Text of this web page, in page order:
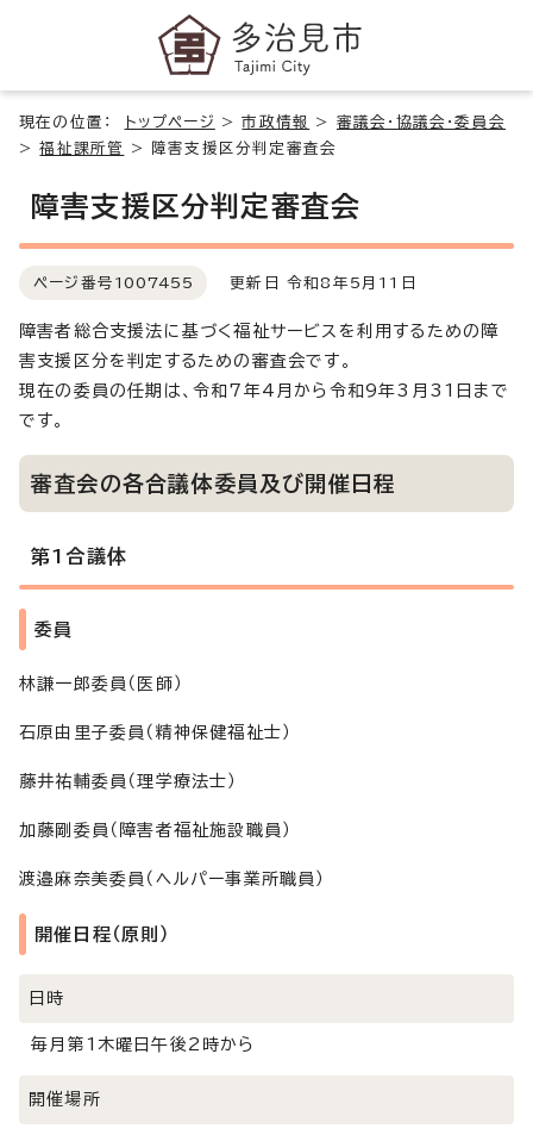
現在の位置： トップページ >市政情報 > 審議会・協議会・委員会
>福祉課所管 > 障害支援区分判定審査会
障害支援区分判定審査会
ページ番号 1007455 更新日 令和8年5月11日
障害者総合支援法に基づく福祉サービスを利用するための障
害支援区分を判定するための審査会です。
現在の委員の任期は、令和7年4月から令和9年3月31日まで
です。
審査会の各合議体委員及び開催日程
第1合議体
委員
林謙一郎委員（医師）
石原由里子委員（精神保健福祉士）
藤井祐輔委員（理学療法士）
加藤剛委員（障害者福祉施設職員）
渡邉麻奈美委員（ヘルパー事業所職員）
開催日程（原則）
日時
毎月第1木曜日午後2時から
開催場所